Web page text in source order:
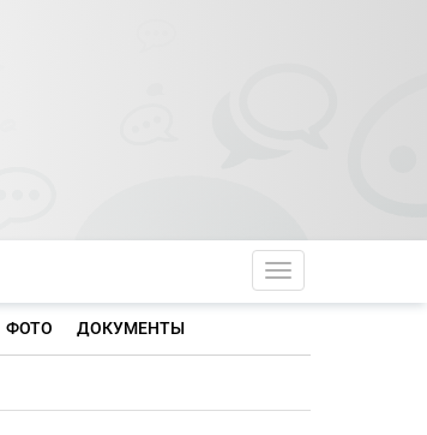
Toggle
ФОТО ДОКУМЕНТЫ